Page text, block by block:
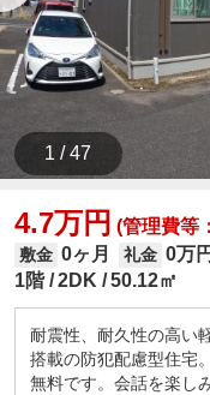
1 / 47
4.7万円 (管理費等
敷金 0ヶ月 礼金 0万円
1階 2DK 50.12㎡
耐震性、耐久性の高い
搭載の防犯配慮型住宅
無料です。会話を楽し